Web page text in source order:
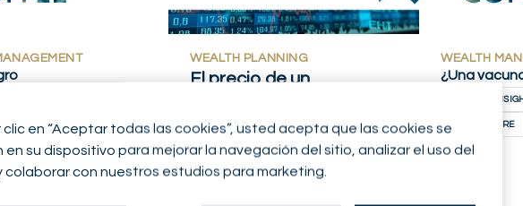
WEALTH PLANNING
El precio de un
INVESTMENT OUTLOOK
MARKET INSIGHTS
WEALTH
¿Una
MARKET
HEALTHCARE
clic en “Aceptar todas las cookies”, usted acepta que las cookies se
en su dispositivo para mejorar la navegación del sitio, analizar el uso del
colaborar con nuestros estudios para marketing.